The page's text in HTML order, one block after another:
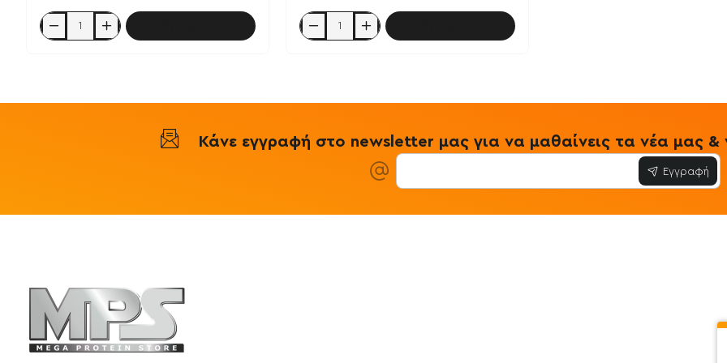
Vitamin
D3
Sodium
Butyrate
Κάνε εγγραφή στο newsletter μας για να μαθαίνεις τα νέα μας
Εγγραφή